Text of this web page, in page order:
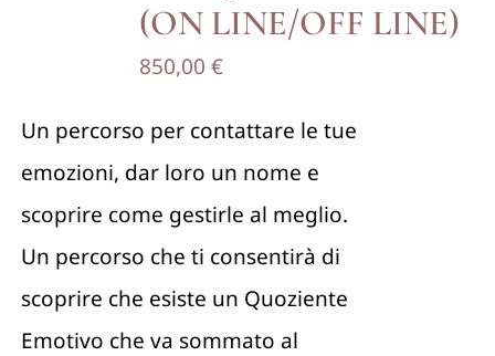
(ON LINE/OFF LINE)
850,00 €
Un percorso per contattare le tue
emozioni, dar loro un nome e
scoprire come gestirle al meglio.
Un percorso che ti consentirà di
scoprire che esiste un Quoziente
Emotivo che va sommato al